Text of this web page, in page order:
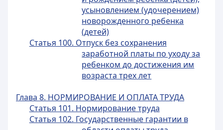
усыновлением (удочерением)
новорожденного ребенка
(детей)
Статья 100. Отпуск без сохранения
заработной платы по уходу за
ребенком до достижения им
возраста трех лет
Глава 8. НОРМИРОВАНИЕ И ОПЛАТА ТРУДА
Статья 101. Нормирование труда
Статья 102. Государственные гарантии в